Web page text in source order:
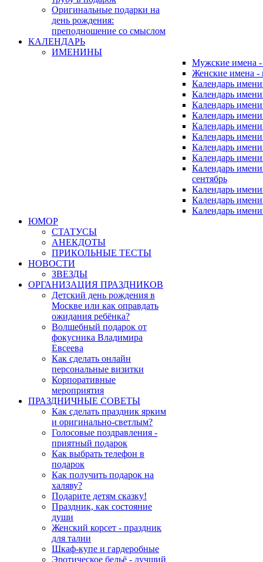
Оригинальные подарки на
день рождения:
преподношение со смыслом
КАЛЕНДАРЬ
ИМЕНИНЫ
Мужские имена
Женские имена
Календарь
Календарь
Календарь
Календарь
Календарь
Календарь
Календарь
Календарь
Календарь
сентябрь
Календарь
Календарь
Календарь
ЮМОР
СТАТУСЫ
АНЕКДОТЫ
ПРИКОЛЬНЫЕ ТЕСТЫ
НОВОСТИ
ЗВЕЗДЫ
ОРГАНИЗАЦИЯ ПРАЗДНИКОВ
Детский день рождения в
Москве или как оправдать
ожидания ребёнка?
Волшебный подарок от
фокусника Владимира
Евсеева
Как сделать онлайн
персональные визитки
Корпоративные
мероприятия
ПРАЗДНИЧНЫЕ СОВЕТЫ
Как сделать праздник ярким
и оригинально-светлым?
Голосовые поздравления -
приятный подарок
Как выбрать телефон в
подарок
Как получить подарок на
халяву?
Подарите детям сказку!
Праздник, как состояние
души
Женский корсет - праздник
для талии
Шкаф-купе и гардеробные
Эротическое бельё - лучший